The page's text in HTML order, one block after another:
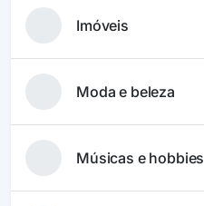
Imóveis
Moda e beleza
Músicas e hobbies